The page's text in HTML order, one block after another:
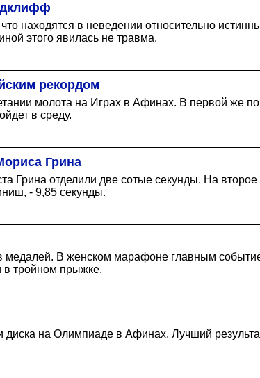
находятся в неведении относительно
этого явилась не травма.
рекордом
молота на Играх в Афинах. В первой же
в среду.
Грина
Грина отделили две сотые секунды. На
- 9,85 секунды.
медалей. В женском марафоне главным
в тройном прыжке.
на Олимпиаде в Афинах. Лучший